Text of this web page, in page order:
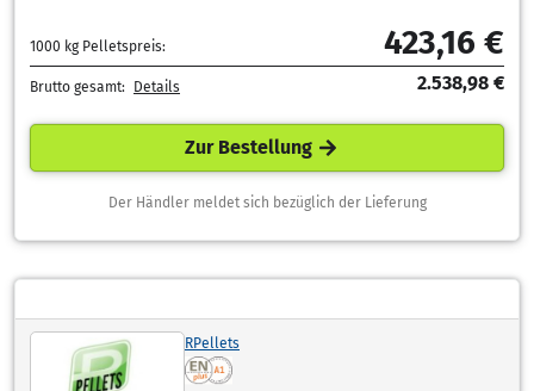
1000 kg Pelletspreis: 423,16 €
Brutto gesamt: Details 2.538,98 €
Zur Bestellung
Der Händler meldet sich bezüglich der Lieferung
RPellets